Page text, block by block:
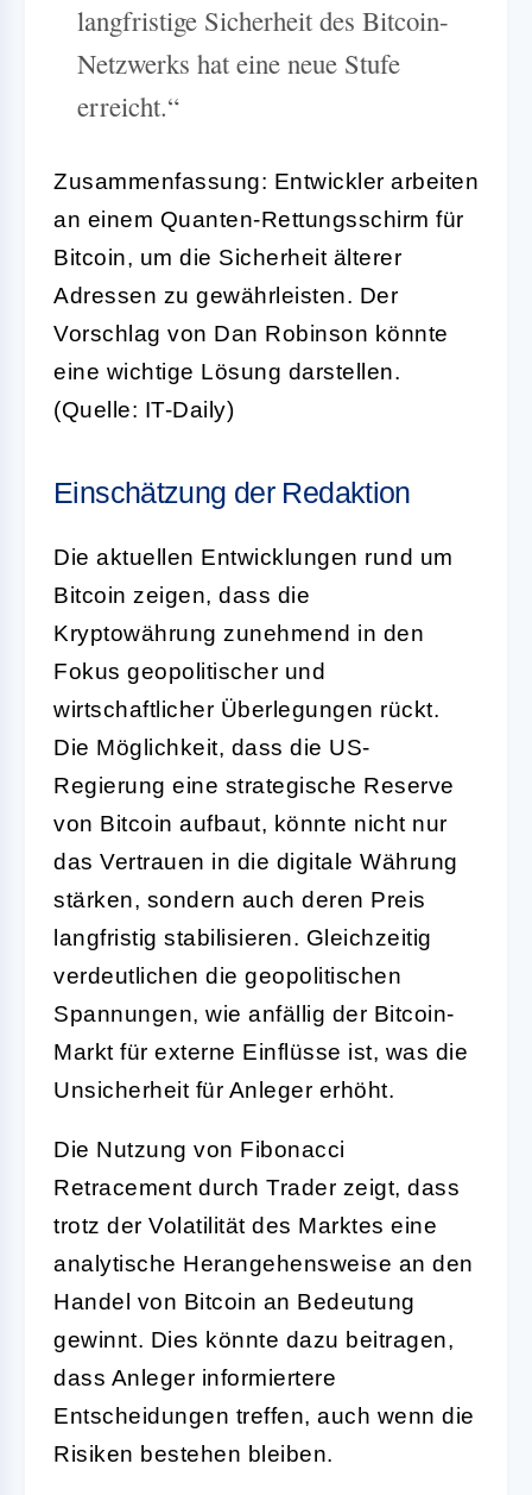
langfristige Sicherheit des Bitcoin-
Netzwerks hat eine neue Stufe
erreicht.“
Zusammenfassung: Entwickler arbeiten
an einem Quanten-Rettungsschirm für
Bitcoin, um die Sicherheit älterer
Adressen zu gewährleisten. Der
Vorschlag von Dan Robinson könnte
eine wichtige Lösung darstellen.
(Quelle: IT-Daily)
Einschätzung der Redaktion
Die aktuellen Entwicklungen rund um
Bitcoin zeigen, dass die
Kryptowährung zunehmend in den
Fokus geopolitischer und
wirtschaftlicher Überlegungen rückt.
Die Möglichkeit, dass die US-
Regierung eine strategische Reserve
von Bitcoin aufbaut, könnte nicht nur
das Vertrauen in die digitale Währung
stärken, sondern auch deren Preis
langfristig stabilisieren. Gleichzeitig
verdeutlichen die geopolitischen
Spannungen, wie anfällig der Bitcoin-
Markt für externe Einflüsse ist, was die
Unsicherheit für Anleger erhöht.
Die Nutzung von Fibonacci
Retracement durch Trader zeigt, dass
trotz der Volatilität des Marktes eine
analytische Herangehensweise an den
Handel von Bitcoin an Bedeutung
gewinnt. Dies könnte dazu beitragen,
dass Anleger informiertere
Entscheidungen treffen, auch wenn die
Risiken bestehen bleiben.